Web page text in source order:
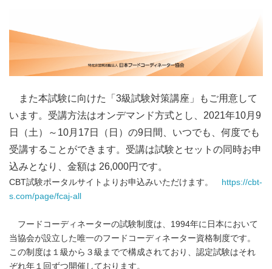
また本試験に向けた「 3級試験対策講座」もご用意して
います。受講方法はオンデマンド方式とし、2021年10月9
日（土）～10月17日（日）の9日間、いつでも、何度でも
受講することができます。受講は試験とセットの同時お申
込みとなり、金額は 26,000円です。
CBT試験ポータルサイトよりお申込みいただけます。
https://cbt-
s.com/page/fcaj-all
フードコーディネーターの試験制度は、1994年に日本において
当協会が設立した唯一のフードコーディネーター資格制度です。
この制度は１級から３級までで構成されており、認定試験はそれ
ぞれ年１回ずつ開催しております。